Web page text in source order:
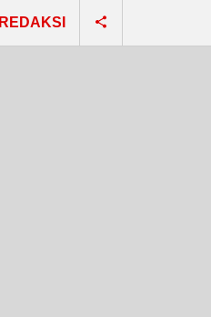
REDAKSI